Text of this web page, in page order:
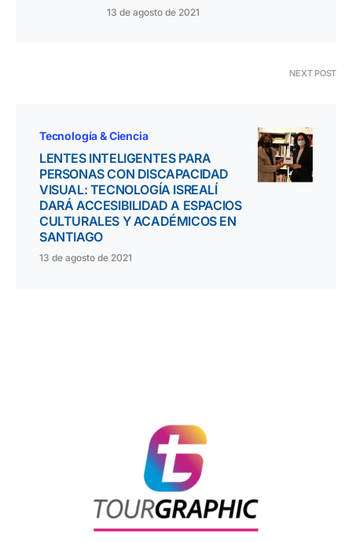
13 de agosto de 2021
NEXT POST
Tecnología & Ciencia
LENTES INTELIGENTES PARA
PERSONAS CON DISCAPACIDAD
VISUAL: TECNOLOGÍA ISREALÍ
DARÁ ACCESIBILIDAD A ESPACIOS
CULTURALES Y ACADÉMICOS EN
SANTIAGO
13 de agosto de 2021